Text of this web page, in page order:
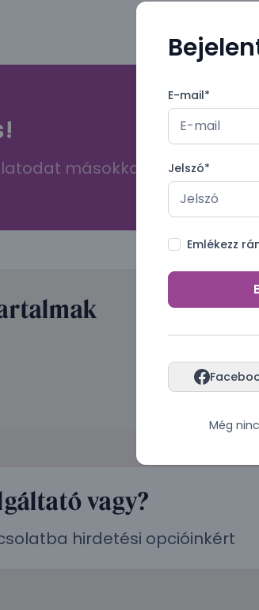
másokkal
vagy?
hirdetési opcióinkért
E-mail*
Jelszó*
Emlékezz
Még